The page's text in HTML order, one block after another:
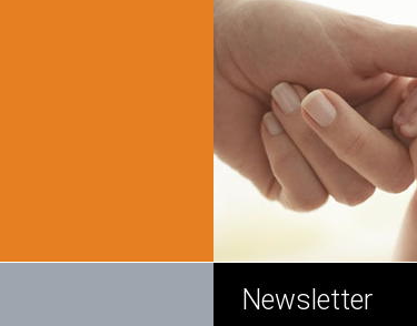
Newsletter